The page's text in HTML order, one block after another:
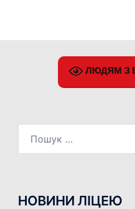
ЛЮДЯМ З
НОВИНИ ЛІЦЕЮ